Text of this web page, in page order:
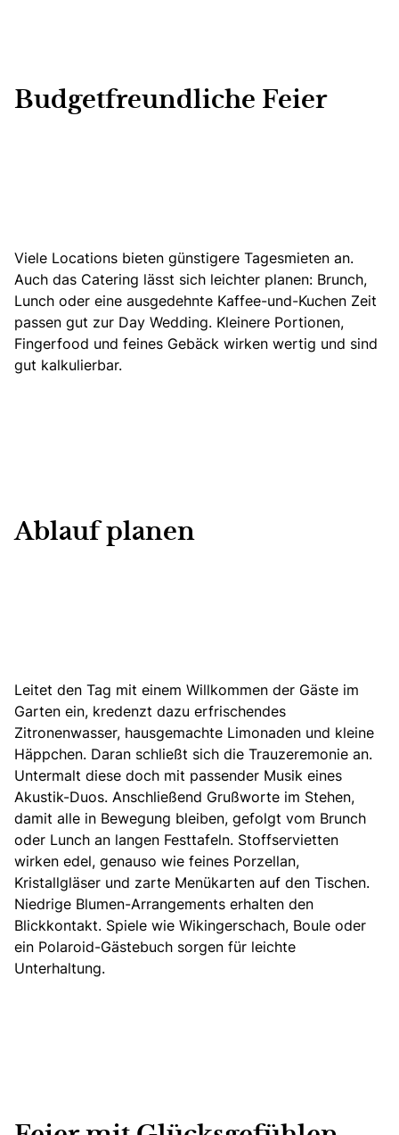
Budgetfreundliche Feier
Viele Locations bieten günstigere Tagesmieten an.
Auch das Catering lässt sich leichter planen: Brunch,
Lunch oder eine ausgedehnte Kaffee-und-Kuchen Zeit
passen gut zur Day Wedding. Kleinere Portionen,
Fingerfood und feines Gebäck wirken wertig und sind
gut kalkulierbar.
Ablauf planen
Leitet den Tag mit einem Willkommen der Gäste im
Garten ein, kredenzt dazu erfrischendes
Zitronenwasser, hausgemachte Limonaden und kleine
Häppchen. Daran schließt sich die Trauzeremonie an.
Untermalt diese doch mit passender Musik eines
Akustik-Duos. Anschließend Grußworte im Stehen,
damit alle in Bewegung bleiben, gefolgt vom Brunch
oder Lunch an langen Festtafeln. Stoffservietten
wirken edel, genauso wie feines Porzellan,
Kristallgläser und zarte Menükarten auf den Tischen.
Niedrige Blumen-Arrangements erhalten den
Blickkontakt. Spiele wie Wikingerschach, Boule oder
ein Polaroid-Gästebuch sorgen für leichte
Unterhaltung.